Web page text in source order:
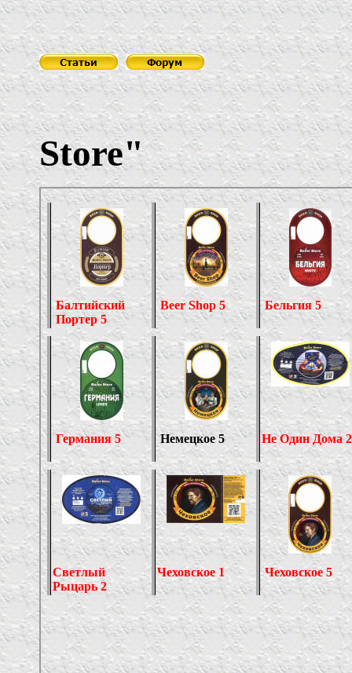
Store"